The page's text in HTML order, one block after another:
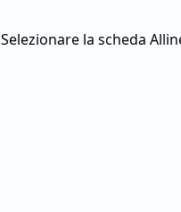
Selezionare la scheda